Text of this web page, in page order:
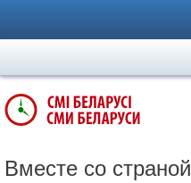
Вместе со страной